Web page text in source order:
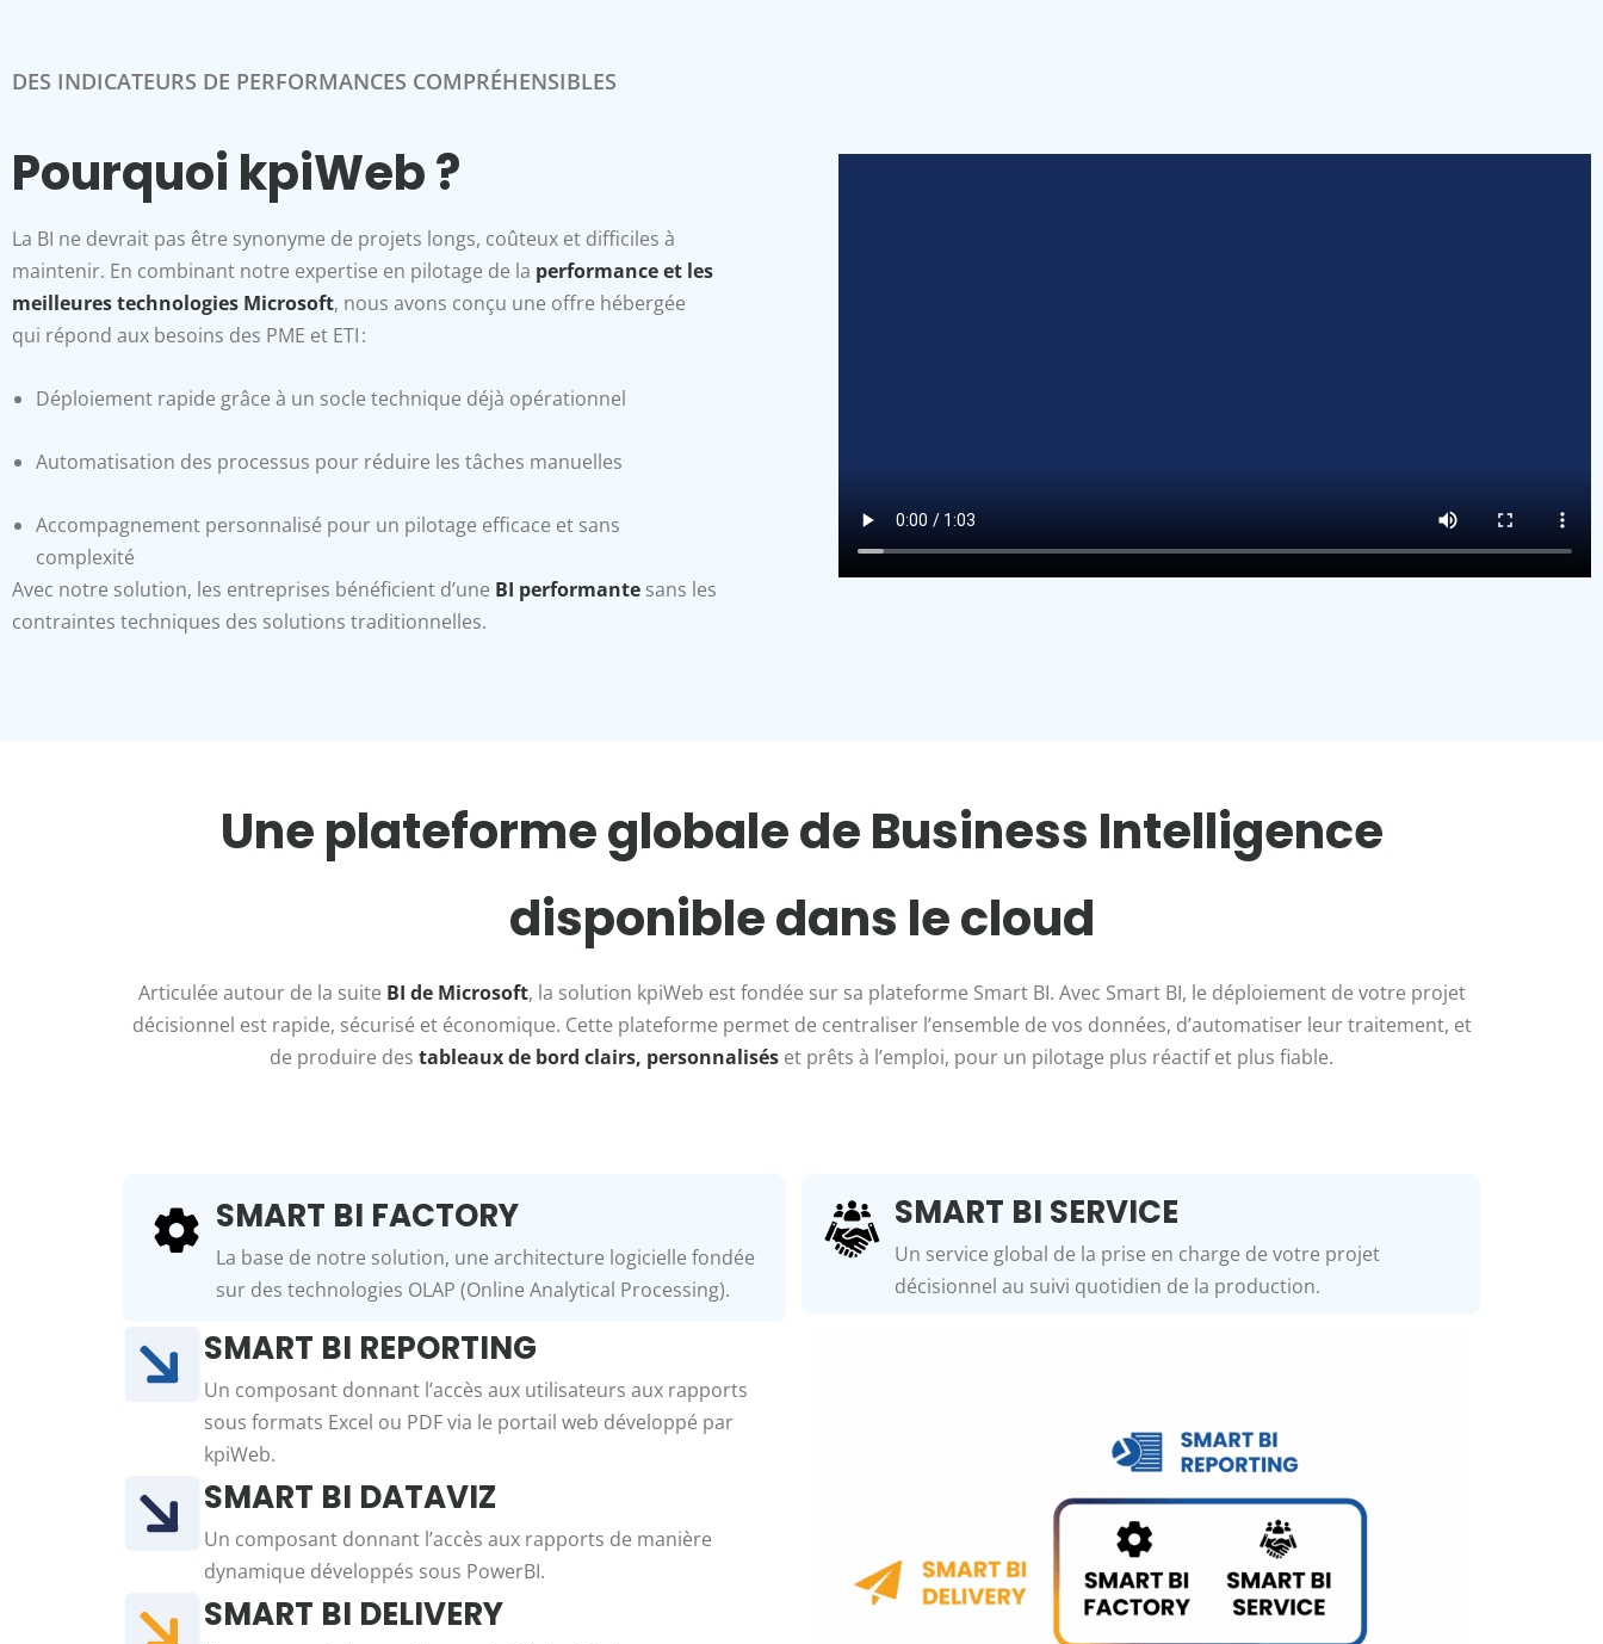
DES INDICATEURS DE PERFORMANCES COMPRÉHENSIBLES
Pourquoi kpiWeb ?
La BI ne devrait pas être synonyme de projets longs, coûteux et difficiles à
maintenir. En combinant notre expertise en pilotage de la performance et les
meilleures technologies Microsoft, nous avons conçu une offre hébergée
qui répond aux besoins des PME et ETI :
Déploiement rapide grâce à un socle technique déjà opérationnel
Automatisation des processus pour réduire les tâches manuelles
Accompagnement personnalisé pour un pilotage efficace et sans
complexité
Avec notre solution, les entreprises bénéficient d’une BI performante sans les
contraintes techniques des solutions traditionnelles.
Une plateforme globale de Business Intelligence
disponible dans le cloud
Articulée autour de la suite BI de Microsoft, la solution kpiWeb est fondée sur sa plateforme Smart BI. Avec Smart BI, le déploiement de votre projet
décisionnel est rapide, sécurisé et économique. Cette plateforme permet de centraliser l’ensemble de vos données, d’automatiser leur traitement, et
de produire des tableaux de bord clairs, personnalisés et prêts à l’emploi, pour un pilotage plus réactif et plus fiable.
SMART BI FACTORY
La base de notre solution, une architecture logicielle fondée
sur des technologies OLAP (Online Analytical Processing).
SMART BI REPORTING
Un composant donnant l’accès aux utilisateurs aux rapports
sous formats Excel ou PDF via le portail web développé par
kpiWeb.
SMART BI DATAVIZ
Un composant donnant l’accès aux rapports de manière
dynamique développés sous PowerBI.
SMART BI DELIVERY
SMART BI SERVICE
Un service global de la prise en charge de votre projet
décisionnel au suivi quotidien de la production.